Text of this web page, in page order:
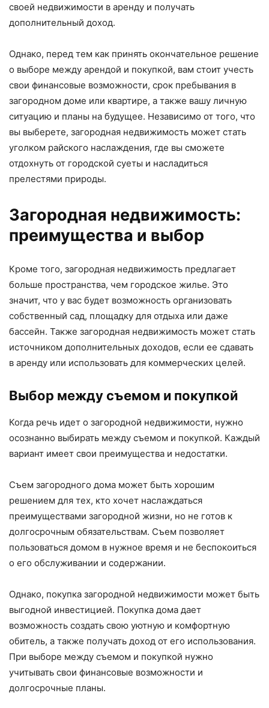
своей недвижимости в аренду и получать
дополнительный доход.
Однако, перед тем как принять окончательное решение
о выборе между арендой и покупкой, вам стоит учесть
свои финансовые возможности, срок пребывания в
загородном доме или квартире, а также вашу личную
ситуацию и планы на будущее. Независимо от того, что
вы выберете, загородная недвижимость может стать
уголком райского наслаждения, где вы сможете
отдохнуть от городской суеты и насладиться
прелестями природы.
Загородная недвижимость:
преимущества и выбор
Кроме того, загородная недвижимость предлагает
больше пространства, чем городское жилье. Это
значит, что у вас будет возможность организовать
собственный сад, площадку для отдыха или даже
бассейн. Также загородная недвижимость может стать
источником дополнительных доходов, если ее сдавать
в аренду или использовать для коммерческих целей.
Выбор между съемом и покупкой
Когда речь идет о загородной недвижимости, нужно
осознанно выбирать между съемом и покупкой. Каждый
вариант имеет свои преимущества и недостатки.
Съем загородного дома может быть хорошим
решением для тех, кто хочет наслаждаться
преимуществами загородной жизни, но не готов к
долгосрочным обязательствам. Съем позволяет
пользоваться домом в нужное время и не беспокоиться
о его обслуживании и содержании.
Однако, покупка загородной недвижимости может быть
выгодной инвестицией. Покупка дома дает
возможность создать свою уютную и комфортную
обитель, а также получать доход от его использования.
При выборе между съемом и покупкой нужно
учитывать свои финансовые возможности и
долгосрочные планы.